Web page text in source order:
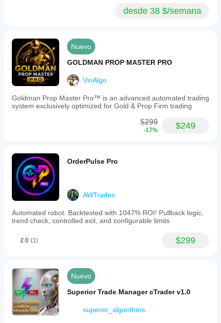
desde 38 $/semana
Nuevo
GOLDMAN PROP MASTER PRO
VinAlgo
Goldman Prop Master Pro™ is an advanced automated trading
system exclusively optimized for Gold & Prop Firm trading
$299
-17% $249
OrderPulse Pro
AWTrades
Automated robot. Backtested with 1047% ROI! Pullback logic,
trend check, controlled exit, and configurable limits
2.0 (1) $299
Nuevo
Superior Trade Manager cTrader v1.0
superior_algorithms